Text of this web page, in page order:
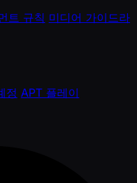
트 규칙 미디어 가이드라
정 APT 플레이